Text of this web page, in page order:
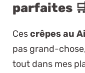
parfaites
Cescrêpes au
pas grand-
tout dans mes